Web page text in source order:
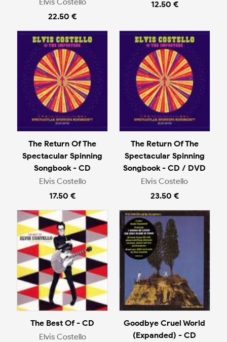
22.50 €
12.50 €
The Return Of The
Spectacular Spinning
Songbook - CD
Elvis Costello
17.50 €
The Return Of The
Spectacular Spinning
Songbook - CD / DVD
Elvis Costello
23.50 €
The Best Of - CD
Elvis Costello
Goodbye Cruel World
(Expanded) - CD